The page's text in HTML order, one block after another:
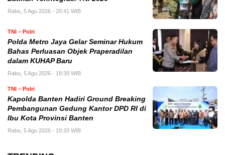
Rabu, 5 Agu 2026 - 20:41 WIB
TNI – Polri
Polda Metro Jaya Gelar Seminar Hukum
Bahas Perluasan Objek Praperadilan
dalam KUHAP Baru
Rabu, 5 Agu 2026 - 19:39 WIB
TNI – Polri
Kapolda Banten Hadiri Ground Breaking
Pembangunan Gedung Kantor DPD RI di
Ibu Kota Provinsi Banten
Rabu, 5 Agu 2026 - 19:20 WIB